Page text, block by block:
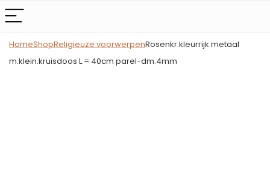
HomeShopReligieuze voorwerpenRosenkr.kleurrijk metaal
m.klein.kruisdoos L = 40cm parel-dm.4mm